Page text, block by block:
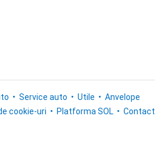
Service auto Utile
Anvelope
cookie-uri Platforma SOL Contact